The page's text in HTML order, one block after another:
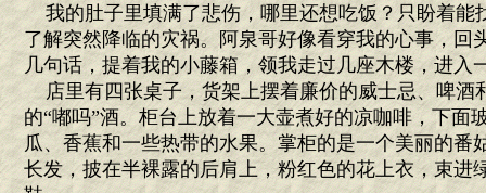
我的肚子里填满了悲伤，哪里还想吃饭？只盼着能
了解突然降临的灾祸。阿泉哥好像看穿我的心事，回
几句话，提着我的小藤箱，领我走过几座木楼，进入
店里有四张桌子，货架上摆着廉价的威士忌、啤酒
的“嘟吗”酒。柜台上放着一大壶煮好的凉咖啡，下面
瓜、香蕉和一些热带的水果。掌柜的是一个美丽的番
长发，披在半裸露的后肩上，粉红色的花上衣，束进